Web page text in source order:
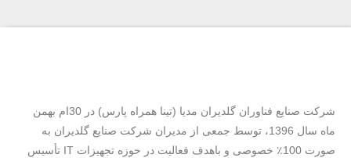
شرکت صنایع فناوران گلدیران مدیا (تینا همراه پارس) در 30ام بهمن
ماه سال 1396، توسط جمعی از مدیران شرکت صنایع گلدیران به
صورت 100٪ خصوصی و باهدف فعالیت در حوزه تجهیزات IT تأسیس